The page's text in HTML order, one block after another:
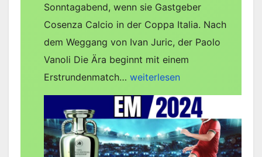
Sonntagabend, wenn sie Gastgeber
Cosenza Calcio in der Coppa Italia. Nach
dem Weggang von Ivan Juric, der Paolo
Vanoli Die Ära beginnt mit einem
Erstrundenmatch… Torino
–
Cosenza
Calcio
(Aufstellungen
weiterlesen